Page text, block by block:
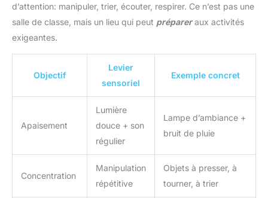
d’attention: manipuler, trier, écouter, respirer. Ce n’est pas une
salle de classe, mais un lieu qui peut prépareraux activités
exigeantes.
Objectif
Levier
sensoriel
Exemple concret
Apaisement
Lumière
douce + son
régulier
Lampe d’ambiance +
bruit de pluie
Concentration
Manipulation
répétitive
Objets à presser, à
tourner, à trier